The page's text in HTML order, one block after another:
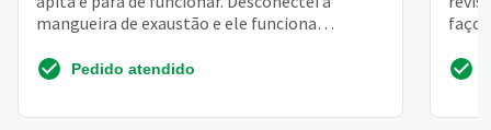
mangueira de exaustão e ele funciona
Pedido atendido
faço